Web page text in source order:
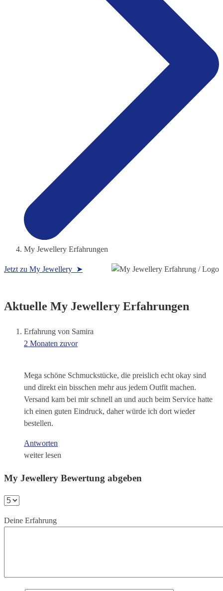
My Jewellery Erfahrungen
Jetzt zu My Jewellery ➤
Aktuelle My Jewellery Erfahrungen
Erfahrung von Samira
2 Monaten zuvor
Mega schöne Schmuckstücke, die preislich echt okay sind
und direkt ein bisschen mehr aus jedem Outfit machen.
Versand kam bei mir schnell an und auch beim Service hatte
ich einen guten Eindruck, daher würde ich dort wieder
bestellen.
Antworten
weiter lesen
My Jewellery Bewertung abgeben
Deine Erfahrung